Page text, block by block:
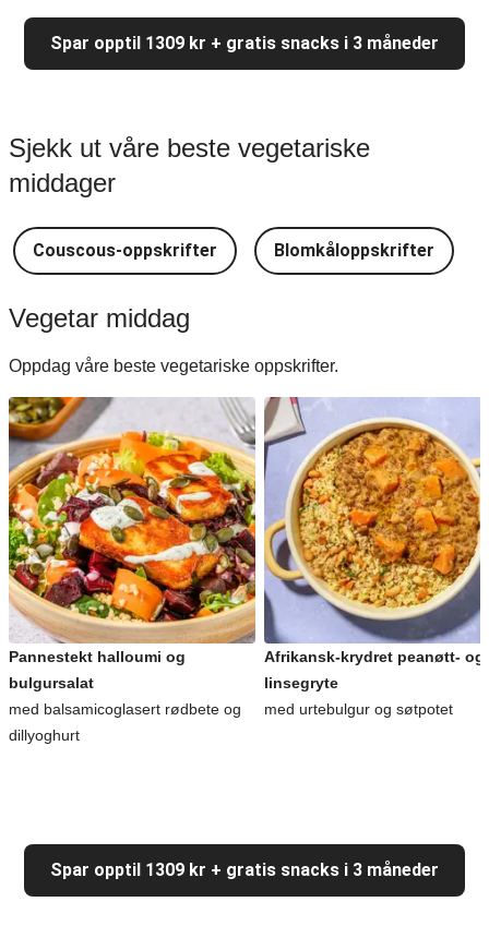
Spar opptil 1309 kr + gratis snacks i 3 måneder
Sjekk ut våre beste vegetariske
middager
Couscous-oppskrifter Blomkåloppskrifter
Vegetar middag
Oppdag våre beste vegetariske oppskrifter.
Pannestekt halloumi og
bulgursalat
med balsamicoglasert rødbete og
dillyoghurt
Afrikansk-krydret peanøtt- og
linsegryte
med urtebulgur og søtpotet
Spar opptil 1309 kr + gratis snacks i 3 måneder